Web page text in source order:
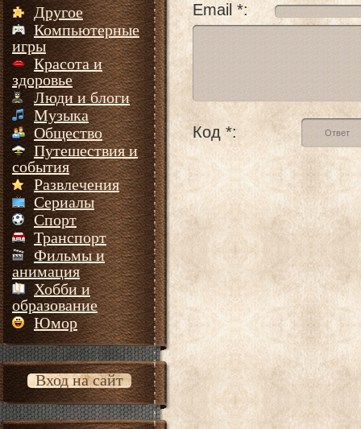
Другое
Компьютерные
игры
Красота и
здоровье
Люди и блоги
Музыка
Общество
Путешествия и
события
Развлечения
Сериалы
Спорт
Транспорт
Фильмы и
анимация
Хобби и
образование
Юмор
Вход на сайт
Email *:
Код *: